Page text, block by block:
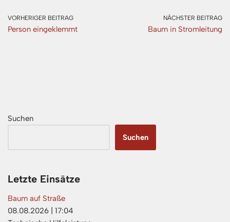
VORHERIGER BEITRAG
Person eingeklemmt
NÄCHSTER BEITRAG
Baum in Stromleitung
Suchen
Suchen
Letzte Einsätze
Baum auf Straße
08.08.2026
17:04